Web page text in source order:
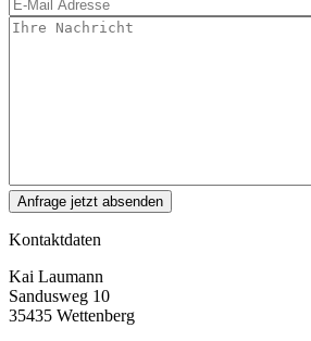
Kontaktdaten
Kai Laumann
Sandusweg 10
35435 Wettenberg